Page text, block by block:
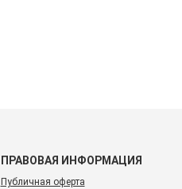
ПРАВОВАЯ ИНФОРМАЦИЯ
Публичная оферта